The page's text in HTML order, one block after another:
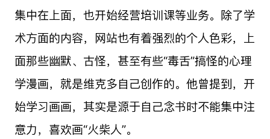
集中在上面，也开始经营培训课等业务。除了学
术方面的内容，网站也有着强烈的个人色彩，上
面那些幽默、古怪，甚至有些“毒舌”搞怪的心理
学漫画，就是维克多自己创作的。他曾提到，开
始学习画画，其实是源于自己念书时不能集中注
意力，喜欢画“火柴人”。